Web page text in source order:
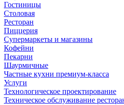
Гостиницы
Столовая
Ресторан
Пиццерия
Супермаркеты и магазины
Кофейни
Пекарни
Шаурмичные
Частные кухни премиум-класса
Услуги
Технологическое проектирование
Техническое обслуживание